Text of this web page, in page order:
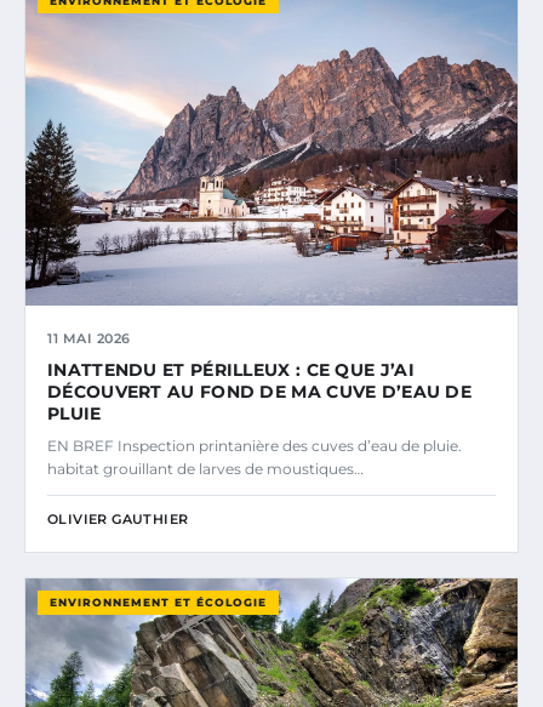
11 MAI 2026
INATTENDU ET PÉRILLEUX : CE QUE J’AI
DÉCOUVERT AU FOND DE MA CUVE D’EAU DE
PLUIE
EN BREF Inspection printanière des cuves d’eau de pluie.
habitat grouillant de larves de moustiques…
OLIVIER GAUTHIER
ENVIRONNEMENT ET ÉCOLOGIE